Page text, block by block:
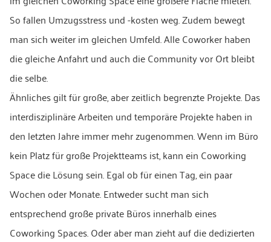
So fallen Umzugsstress und -kosten weg. Zudem bewegt
man sich weiter im gleichen Umfeld. Alle Coworker haben
die gleiche Anfahrt und auch die Community vor Ort bleibt
die selbe.
Ähnliches gilt für große, aber zeitlich begrenzte Projekte. Das
interdisziplinäre Arbeiten und temporäre Projekte haben in
den letzten Jahre immer mehr zugenommen. Wenn im Büro
kein Platz für große Projektteams ist, kann ein Coworking
Space die Lösung sein. Egal ob für einen Tag, ein paar
Wochen oder Monate. Entweder sucht man sich
entsprechend große private Büros innerhalb eines
Coworking Spaces. Oder aber man zieht auf die dedizierten